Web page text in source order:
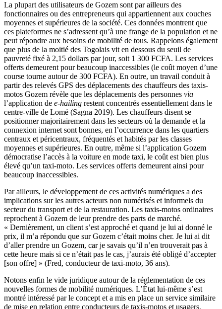
La plupart des utilisateurs de Gozem sont par ailleurs des
fonctionnaires ou des entrepreneurs qui appartiennent aux couches
moyennes et supérieures de la société. Ces données montrent que
ces plateformes ne s’adressent qu’à une frange de la population et ne
peut répondre aux besoins de mobilité de tous. Rappelons également
que plus de la moitié des Togolais vit en dessous du seuil de
pauvreté fixé à 2,15 dollars par jour, soit 1 300 FCFA. Les services
offerts demeurent pour beaucoup inaccessibles (le coût moyen d’une
course tourne autour de 300 FCFA). En outre, un travail conduit à
partir des relevés GPS des déplacements des chauffeurs des taxis-
motos Gozem révèle que les déplacements des personnes via
l’application de e-hailing restent concentrés essentiellement dans le
centre-ville de Lomé (Sagna 2019). Les chauffeurs disent se
positionner majoritairement dans les secteurs où la demande et la
connexion internet sont bonnes, en l’occurrence dans les quartiers
centraux et péricentraux, fréquentés et habités par les classes
moyennes et supérieures. En outre, même si l’application Gozem
démocratise l’accès à la voiture en mode taxi, le coût est bien plus
élevé qu’un taxi-moto. Les services offerts demeurent ainsi pour
beaucoup inaccessibles.
Par ailleurs, le développement de ces activités numériques a des
implications sur les autres acteurs non numérisés et informels du
secteur du transport et de la restauration. Les taxis-motos ordinaires
reprochent à Gozem de leur prendre des parts de marché.
« Dernièrement, un client s’est approché et quand je lui ai donné le
prix, il m’a répondu que sur Gozem c’était moins cher. Je lui ai dit
d’aller prendre un Gozem, car je savais qu’il n’en trouverait pas à
cette heure mais si ce n’était pas le cas, j’aurais été obligé d’accepter
[son offre] » (Fred, conducteur de taxi-moto, 36 ans).
Notons enfin le vide juridique autour de la réglementation de ces
nouvelles formes de mobilité numériques. L’État lui-même s’est
montré intéressé par le concept et a mis en place un service similaire
de mise en relation entre conducteurs de taxis-motos et usagers,